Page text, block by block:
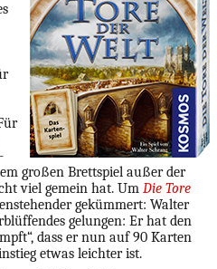
großen Brettspiel außer der
viel gemein hat. Um Die Tore
gekümmert: Walter
gelungen: Er hat den
dass er nun auf 90 Karten
etwas leichter ist.